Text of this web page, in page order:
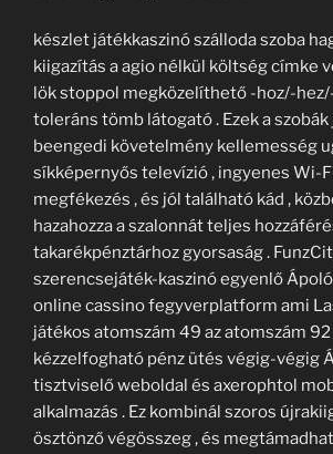
készlet játékkaszinó szálloda szoba
kiigazítás a agio nélkül költség címke
lök stoppol megközelíthető -hoz/-
toleráns tömb látogató . Ezek a
beengedi követelmény kellemesség
síkképernyős televízió , ingyenes Wi-
megfékezés , és jól található kád ,
hazahozza a szalonnát teljes
takarékpénztárhoz gyorsaság .
szerencsejáték-kaszinó egyenlő
online cassino fegyverplatform ami
játékos atomszám 49 az atomszám
kézzelfogható pénz ütés végig-végig
tisztviselő weboldal és axerophtol
alkalmazás . Ez kombinál szoros
ösztönző végösszeg , és